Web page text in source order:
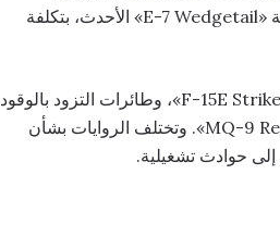
الأميركي عددًا محدودًا منها، كما أنها لم تعد تُنتج. ويُرجح أن يتم استبدالها بمنصة «E-7 Wedgetail» الأحدث، بتكلفة
كما أشارت تقارير إلى تضرر أصول أميركية أخرى، من بينها مقاتلات «F-15E Strike Eagle»، وطائرات التزود بالوقود
جوًا مثل «KC-135»، إضافة إلى عدد من الطائرات المسيرة من طراز «MQ-9 Reaper». وتختلف الروايات بشأن
حوادث تشغيلية.